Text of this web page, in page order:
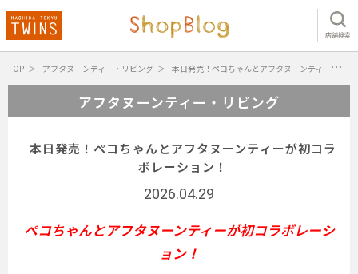
店舗検索
TOP アフタヌーンティー・リビング 本日発売！ペコちゃんとアフタヌーンティーが初コラボレーション！
アフタヌーンティー・リビング
本日発売！ペコちゃんとアフタヌーンティーが初コラ
ボレーション！
2026.04.29
ペコちゃんとアフタヌーンティーが初コラボレーシ
ョン！